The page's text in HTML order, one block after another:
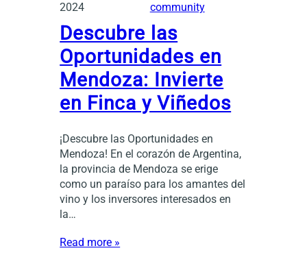
2024
community
Descubre las
Oportunidades en
Mendoza: Invierte
en Finca y Viñedos
¡Descubre las Oportunidades en
Mendoza! En el corazón de Argentina,
la provincia de Mendoza se erige
como un paraíso para los amantes del
vino y los inversores interesados en
la…
Read more »